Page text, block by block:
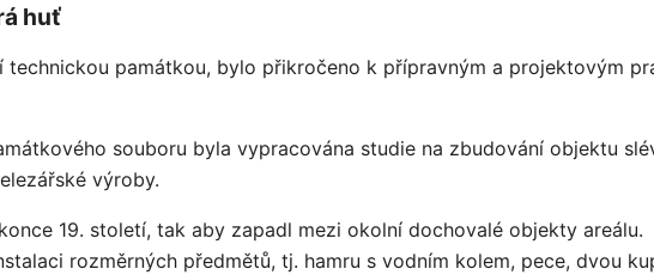
huť
technickou památkou, bylo přikročeno k přípravným a projektovým
souboru byla vypracována studie na zbudování objektu
výroby.
19. století, tak aby zapadl mezi okolní dochovalé objekty areálu.
rozměrných předmětů, tj. hamru s vodním kolem, pece, dvou